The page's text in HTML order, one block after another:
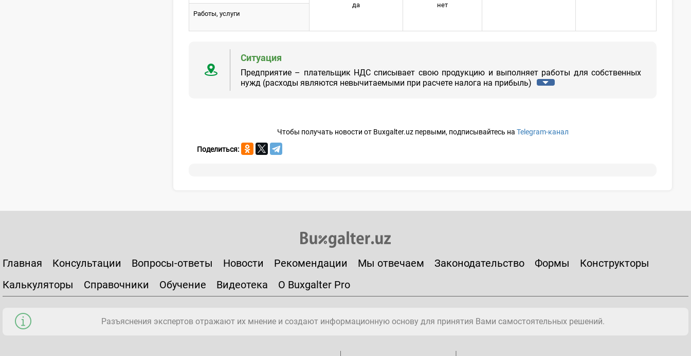
да
нет
Работы, услуги
Ситуация
Предприятие – плательщик НДС списывает свою продукцию и выполняет работы для собственных
нужд (расходы являются невычитаемыми при расчете налога на прибыль)
Чтобы получать новости от Buxgalter.uz первыми, подписывайтесь на Telegram-канал
Поделиться:
Главная Консультации Вопросы-ответы Новости Рекомендации Мы отвечаем Законодательство Формы
Конструкторы
Калькуляторы
Справочники Обучение Видеотека О Buxgalter Pro
Разъяснения экспертов отражают их мнение и создают информационную основу для принятия Вами самостоятельных решений.